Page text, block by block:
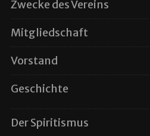
Zwecke des Vereins
Mitgliedschaft
Vorstand
Geschichte
Der Spiritismus